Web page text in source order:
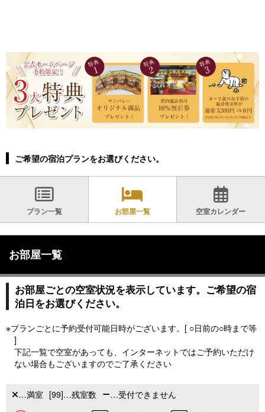
ご希望の宿泊プランをお選びください。
プラン一覧 お部屋一覧 空室カレンダー
お部屋一覧
お部屋ごとの空室状況を表示しています。ご希望の宿
泊日をお選びください。
※プランごとに予約受付可能日時がございます。[ ○日前の○時まで等
]
下記一覧で空室があっても、インターネットではご予約いただけ
ない場合もございますのでご了承ください
…満室 [99]…残室数 …受付できません